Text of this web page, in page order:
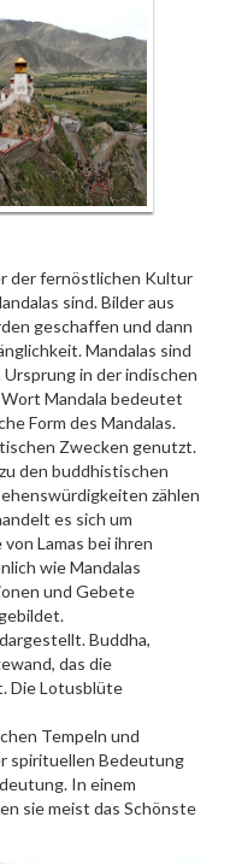
der fernöstlichen Kultur
sind. Bilder aus
geschaffen und dann
Mandalas sind
in der indischen
Mandala bedeutet
Form des Mandalas.
Zwecken genutzt.
den buddhistischen
zählen
es sich um
Lamas bei ihren
wie Mandalas
und Gebete
Buddha,
das die
Die Lotusblüte
Tempeln und
spirituellen Bedeutung
In einem
sie meist das Schönste